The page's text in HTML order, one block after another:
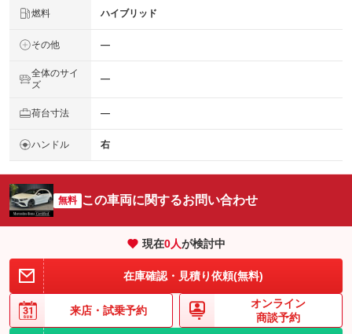
燃料 ハイブリッド
その他 ―
全体のサイ
ズ
―
荷台寸法 ―
ハンドル 右
無料 この車両に関するお問い合わせ
現在0人が検討中
在庫確認・見積り依頼(無料)
来店・ 試乗予約
オンライン
商談予約